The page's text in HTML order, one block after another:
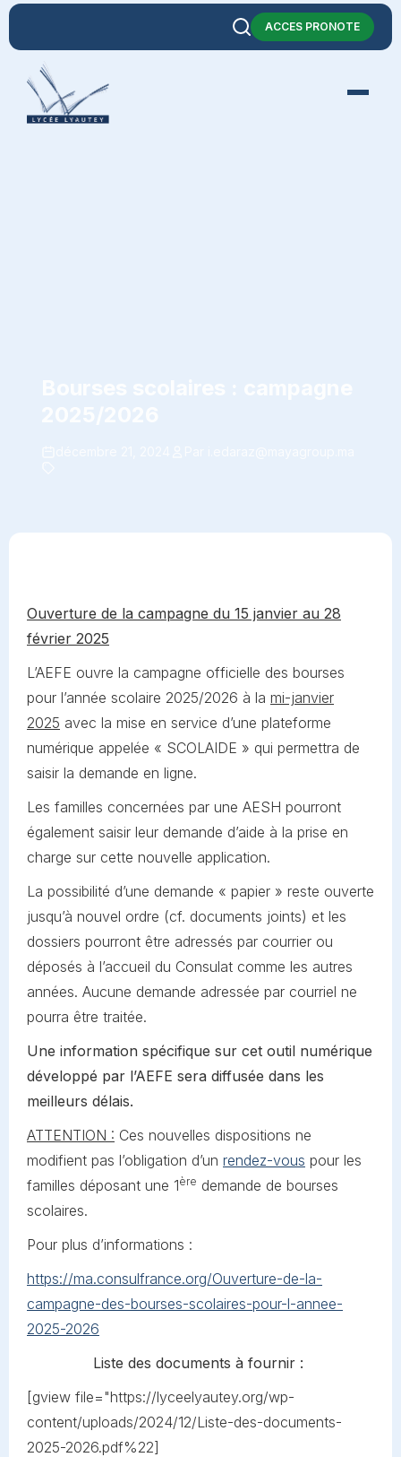
ACCES PRONOTE
Ouverture de la campagne du 15 janvier au 28
février 2025
L’AEFE ouvre la campagne officielle des bourses
pour l’année scolaire 2025/2026 à la mi-janvier
2025 avec la mise en service d’une plateforme
numérique appelée « SCOLAIDE » qui permettra de
saisir la demande en ligne.
Les familles concernées par une AESH pourront
également saisir leur demande d’aide à la prise en
charge sur cette nouvelle application.
La possibilité d’une demande « papier » reste ouverte
jusqu’à nouvel ordre (cf. documents joints) et les
dossiers pourront être adressés par courrier ou
déposés à l’accueil du Consulat comme les autres
années. Aucune demande adressée par courriel ne
pourra être traitée.
Une information spécifique sur cet outil numérique
développé par l’AEFE sera diffusée dans les
meilleurs délais.
ATTENTION : Ces nouvelles dispositions ne
modifient pas l’obligation d’un rendez-vous pour les
familles déposant une 1ère demande de bourses
scolaires.
Pour plus d’informations :
https://ma.consulfrance.org/Ouverture-de-la-
campagne-des-bourses-scolaires-pour-l-annee-
2025-2026
Liste des documents à fournir :
[gview file="https://lyceelyautey.org/wp-
content/uploads/2024/12/Liste-des-documents-
2025-2026.pdf%22]